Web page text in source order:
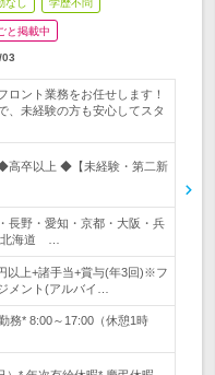
なし 学歴不問
と掲載中
ロント業務をお任せします！
、未経験の方も安心してスタ
高卒以上 ◆【未経験・第二新
長野・愛知・京都・大阪・兵
北海道 …
以上+諸手当+賞与(年3回)※フ
メント(アルバイ…
* 8:00～17:00（休憩1時